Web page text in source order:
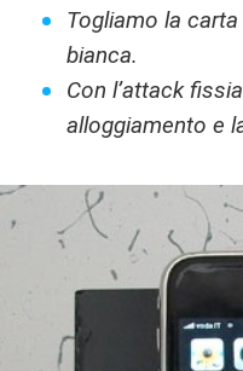
Togliamo la
bianca.
Con l’attack
alloggiamento e